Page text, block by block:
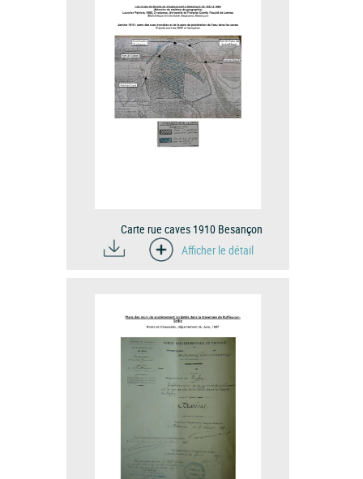
Carte rue caves 1910 Besançon
Afficher le détail